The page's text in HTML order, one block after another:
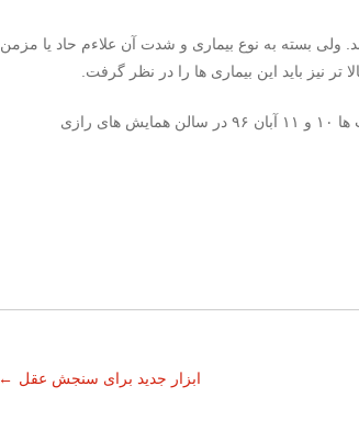
ولی بسته به نوع بیماری و شدت آن علاءم حاد یا مزمن
نیز باید این بیماری ها را در نظر گرفت.
ششمین سمینار کشوری مشاوره ژنتیک و نقش آن در پیشگیری از معلولیت ها ۱۰ و ۱۱ آبان ۹۶ در سالن همایش های رازی
← ابزار جدید برای سنجش عقل